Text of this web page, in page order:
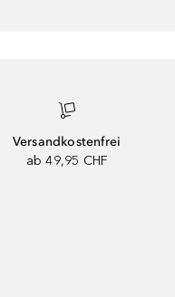
Versandkostenfrei
ab 49,95 CHF